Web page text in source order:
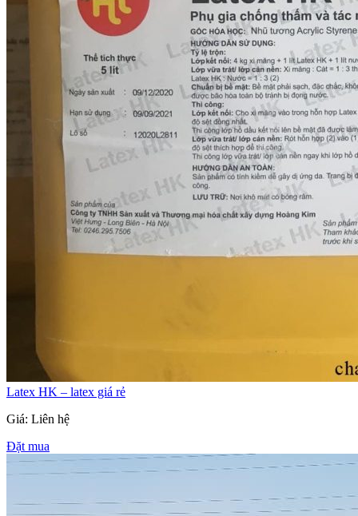
Latex HK – latex giá rẻ
Giá: Liên hệ
Đặt mua